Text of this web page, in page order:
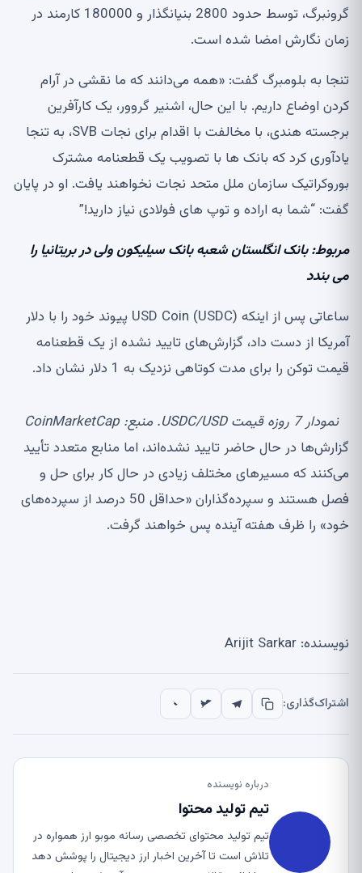
گرونبرگ، توسط حدود 2800 بنیانگذار و 180000 کارمند در
زمان نگارش امضا شده است.
تنجا به بلومبرگ گفت: «همه می‌دانند که ما نقشی در آرام
کردن اوضاع داریم. با این حال، اشنیر گروور، یک کارآفرین
برجسته هندی، با مخالفت با اقدام برای نجات SVB، به تنجا
یادآوری کرد که بانک ها با تصویب یک قطعنامه مشترک
بوروکراتیک سازمان ملل متحد نجات نخواهند یافت. او در پایان
گفت: “شما به اراده و توپ های فولادی نیاز دارید!”
مربوط:بانک انگلستان شعبه بانک سیلیکون ولی در بریتانیا را
می بندد
ساعاتی پس از اینکه USD Coin (USDC) پیوند خود را با دلار
آمریکا از دست داد، گزارش‌های تایید نشده از یک قطعنامه
قیمت توکن را برای مدت کوتاهی نزدیک به 1 دلار نشان داد.
نمودار 7 روزه قیمت USDC/USD. منبع: CoinMarketCap
گزارش‌ها در حال حاضر تایید نشده‌اند، اما منابع متعدد تأیید
می‌کنند که مسیرهای مختلف زیادی در حال کار برای حل و
فصل هستند و سپرده‌گذاران «حداقل 50 درصد از سپرده‌های
خود» را ظرف هفته آینده پس خواهند گرفت.
نویسنده: Arijit Sarkar
اشتراک‌گذاری:
درباره نویسنده
تیم تولید محتوا
تیم تولید محتوای تخصصی رسانه موبو ارز همواره در
تلاش است تا آخرین اخبار ارز دیجیتال را پوشش دهد